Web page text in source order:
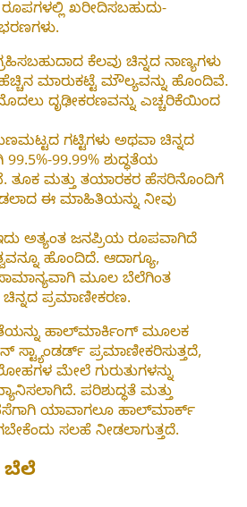
ಖರೀದಿಸಬಹುದು-
ಕೆಲವು ಚಿನ್ನದ ನಾಣ್ಯಗಳು
ಮಾರುಕಟ್ಟೆ ಮೌಲ್ಯವನ್ನು ಹೊಂದಿವೆ.
ದೃಢೀಕರಣವನ್ನು ಎಚ್ಚರಿಕೆಯಿಂದ
ಗಟ್ಟಿಗಳು ಅಥವಾ ಚಿನ್ನದ
99.99% ಶುದ್ಧತೆಯ
ತೂಕ ಮತ್ತು ತಯಾರಕರ ಹೆಸರಿನೊಂದಿಗೆ
ಈ ಮಾಹಿತಿಯನ್ನು ನೀವು
ಅತ್ಯಂತ ಜನಪ್ರಿಯ ರೂಪವಾಗಿದೆ
ಹೊಂದಿದೆ. ಆದಾಗ್ಯೂ,
ಮೂಲ ಬೆಲೆಗಿಂತ
ಚಿನ್ನದ ಪ್ರಮಾಣೀಕರಣ.
ಹಾಲ್‌ಮಾರ್ಕಿಂಗ್ ಮೂಲಕ
ಪ್ರಮಾಣೀಕರಿಸುತ್ತದೆ,
ಮೇಲೆ ಗುರುತುಗಳನ್ನು
ಪರಿಶುದ್ಧತೆ ಮತ್ತು
ಯಾವಾಗಲೂ ಹಾಲ್‌ಮಾರ್ಕ್
ಸಲಹೆ ನೀಡಲಾಗುತ್ತದೆ.
ಬೆಲೆ